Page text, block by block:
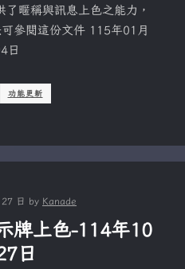
暱稱與訊息上色之能力，
參閱這份文件 115年01月
日
功能更新
日 by Kanade
牌上色-114年10
日